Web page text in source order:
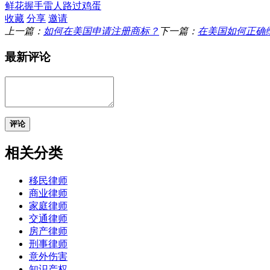
鲜花握手雷人 路过鸡蛋
收藏 分享 邀请
上一篇： 如何在美国申请注册商标？ 下一篇： 在美国如何正确
最新评论
评论
相关分类
移民律师
商业律师
家庭律师
交通律师
房产律师
刑事律师
意外伤害